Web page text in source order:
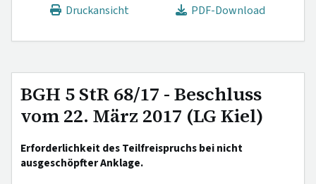
Druckansicht
PDF-Download
BGH 5 StR 68/17 - Beschluss
vom 22. März 2017 (LG Kiel)
Erforderlichkeit des Teilfreispruchs bei nicht
ausgeschöpfter Anklage.